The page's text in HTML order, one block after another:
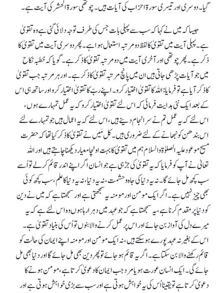
گیا۔ دوسری اور تیسری سورۃ احزاب کی آیات ہیں۔ چوتھی سورۃ الحشر کی آیت ہے۔
جیسا کہ میں نے کہا کہ سب سے پہلی بات جس کی طرف توجہ دلائی گئی ہے وہ تقویٰ
ہے۔ پہلی آیت میں تقویٰ کا لفظ دو مرتبہ استعمال ہوا ہے۔ پھر دوسری آیت میں تقویٰ کا
ذکر ہے۔ پھر چوتھی اور آخری آیت میں دو مرتبہ تقویٰ کا ذکر ہے۔ گویا کہ خطبہ نکاح
میں جو آیات پڑھی جاتی ہیں ان میں پانچ مرتبہ تقویٰ کا ذکر ہے۔ اور ہر مرتبہ جب تقویٰ
کا ذکر آیا ہے تو فرمایا: اللہ کا تقویٰ اختیار کرو۔ اپنے ربّ کا تقویٰ اختیار کرو اور ساتھ ہی اس
کے بعد ایک نئی ہدایت فرمائی کہ اس لئے تقویٰ اختیار کرو کہ یہ عمل تمہارے ہوں،
اس لئے کہ یہ عمل تم نے سرانجام دینے ہیں، اس لئے کہ یہ اعمال ہیں جو تمہارے لئے
اس بندھن کو نبھانے کے لئے ضروری ہیں۔ کل مَیں نے تقویٰ کا ذکر کیا تھا کہ حضرت
مسیح موعود علیہ الصلوٰۃ والسلام ہم میں تقویٰ کا بہت اونچا معیار دیکھنا چاہتے ہیں اور اللہ
تعالیٰ نے آپ کو فرمایا کہ یہ تقویٰ کی جڑ ہی ہے جو انسان اگر اپنے اندر قائم کر لے تو اُسے
سب کچھ مل جائے گا۔ نہ یہ دنیا کی جاہ و حشمت، نہ یہ دنیا، نہ یہ دنیا کا علم، سب کچھ کوئی
بھی چیز نہیں ہے۔ اگر ایک مومن اور مومنہ یہ سمجھتی ہے اور سمجھتا ہے کہ میں نے دین
کو دنیا پر مقدم کرنا ہے، یہ سمجھتا ہے کہ جو عہد میں دہرا رہا ہوں وہ اس لئے ہے کہ یہ
میرے دل کی آواز بن جائے اور اس پر عمل کرنے والا بنوں تو اُس کی بنیاد تقویٰ ہے۔
اس کے بغیر نہ عہد پورے ہو سکتے ہیں، نہ ایک مومن اور مومنہ اپنے ایمان کی حالت کو
قائم رکھنے والا بن سکتا ہے۔ اگر یہ قائم ہو جائے تو پھر دین بھی مل جائے گا اور دنیا بھی مل
جائے گی۔ ایک انسان عورت ہو یا مرد جب ایمان کا دعویٰ کرتا ہے، مومن ہونے کا
دعویٰ کرتا ہے تو یقینا اُس کی یہ خواہش ہوتی ہے اور سب سے بڑی خواہش ہوتی ہے اور